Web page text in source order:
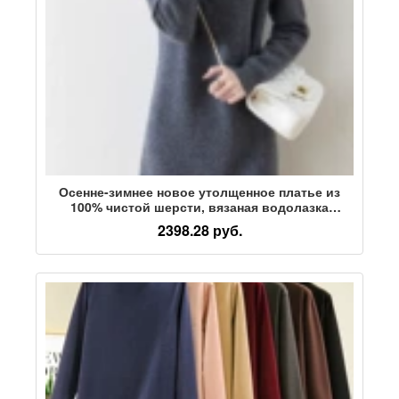
Осенне-зимнее новое утолщенное платье из
100% чистой шерсти, вязаная водолазка
средней длины, свободная юбка-свитер для
ленивых
2398.28 руб.